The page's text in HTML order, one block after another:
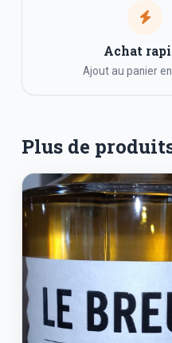
Achat
Ajout au panier
Plus de